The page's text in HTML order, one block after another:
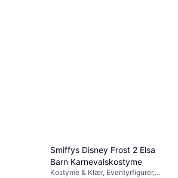
Smiffys Disney Frost 2 Elsa
Barn Karnevalskostyme
Kostyme & Klær, Eventyrfigurer,